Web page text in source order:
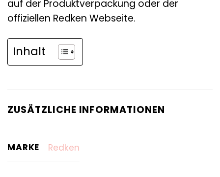
auf der Produktverpackung oder der
offiziellen Redken Webseite.
Inhalt
ZUSÄTZLICHE INFORMATIONEN
MARKE Redken